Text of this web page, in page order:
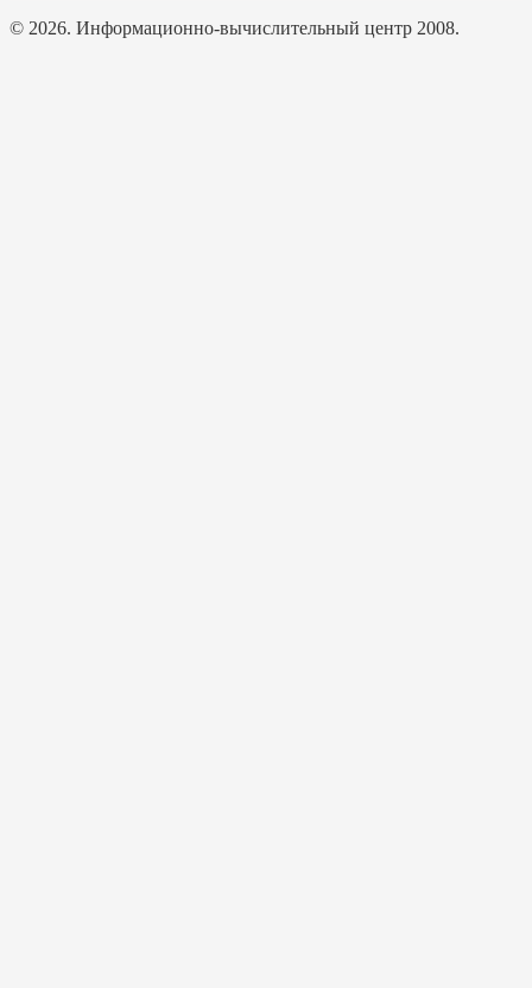
© 2026. Информационно-вычислительный центр 2008.